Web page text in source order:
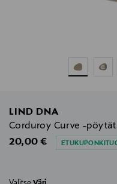
LIND DNA
Corduroy Curve -
Original Price
20,00 €